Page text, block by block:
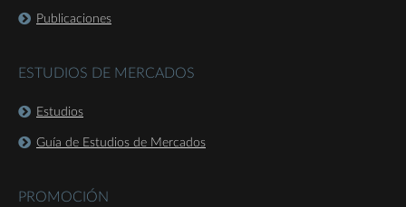
Publicaciones
ESTUDIOS DE MERCADOS
Estudios
Guía de Estudios de Mercados
PROMOCIÓN